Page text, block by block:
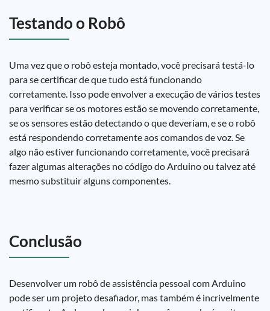
Testando o Robô
Uma vez que o robô esteja montado, você precisará testá-lo
para se certificar de que tudo está funcionando
corretamente. Isso pode envolver a execução de vários testes
para verificar se os motores estão se movendo corretamente,
se os sensores estão detectando o que deveriam, e se o robô
está respondendo corretamente aos comandos de voz. Se
algo não estiver funcionando corretamente, você precisará
fazer algumas alterações no código do Arduino ou talvez até
mesmo substituir alguns componentes.
Conclusão
Desenvolver um robô de assistência pessoal com Arduino
pode ser um projeto desafiador, mas também é incrivelmente